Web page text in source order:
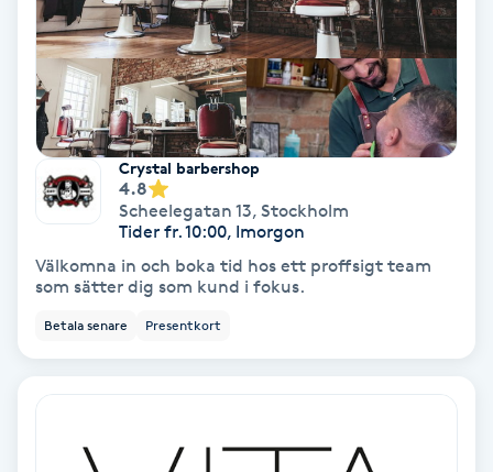
Färgning
Föning
Gel naglar
Gellack med förstärkning
Crystal barbershop
4.8
Scheelegatan 13, Stockholm
Tider fr. 10:00, Imorgon
Välkomna in och boka tid hos ett proffsigt team
som sätter dig som kund i fokus.
Betala senare Presentkort